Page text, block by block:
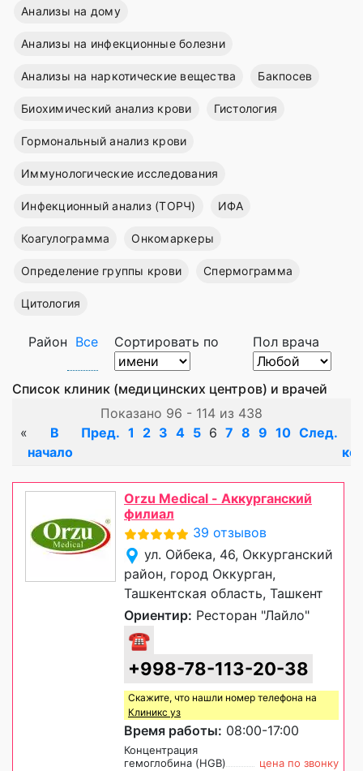
Анализы на дому
Анализы на инфекционные болезни
Анализы на наркотические вещества Бакпосев
Биохимический анализ крови Гистология
Гормональный анализ крови
Иммунологические исследования
Инфекционный анализ (ТОРЧ) ИФА
Коагулограмма Онкомаркеры
Определение группы крови Спермограмма
Цитология
Район Все Сортировать по Пол врача
Список клиник (медицинских центров) и врачей
Показано 96 - 114 из 438
«
В
начало
Пред. 1 2 3 4 5 6 7 8 9 10 След.
Orzu Medical - Аккурганский
филиал
39 отзывов
ул. Ойбека, 46, Оккурганский
район, город Оккурган,
Ташкентская область, Ташкент
Ориентир: Ресторан "Лайло"
☎
+998-78-113-20-38
Скажите, что нашли номер телефона на
Клиникс уз
Время работы: 08:00-17:00
Концентрация
гемоглобина (HGB)
цена по звонку